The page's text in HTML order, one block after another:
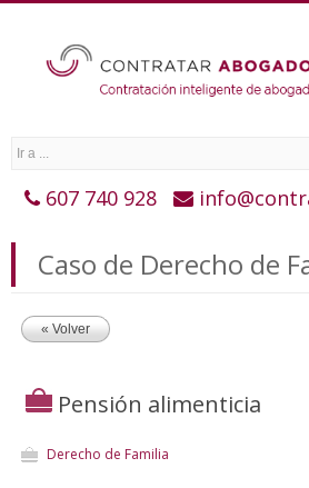
607 740 928
Caso de Derecho de
« Volver
Pensión alimenticia
Derecho de Familia